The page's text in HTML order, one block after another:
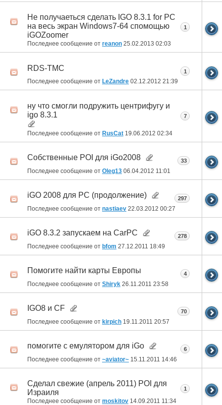
Не получаеться сделать IGO 8.3.1 for PC
на весь экран Windows7-64 спомощью
iGOZoomer
Последнее сообщение от reanon 25.02.2013 02:03
1
RDS-TMC
Последнее сообщение от LeZandre 02.12.2012 21:39
1
ну что смогли подружить центрифугу и
igo 8.3.1
Последнее сообщение от RusCat 19.06.2012 02:34
7
Собственные POI для iGo2008
Последнее сообщение от Oleg13 06.04.2012 11:01
33
iGO 2008 для PC (продолжение)
Последнее сообщение от nastiaev 22.03.2012 00:27
297
iGO 8.3.2 запускаем на CarPC
Последнее сообщение от bfom 27.12.2011 18:49
278
Помогите найти карты Европы
Последнее сообщение от Shiryk 26.11.2011 23:58
4
IGO8 и CF
Последнее сообщение от kirpich 19.11.2011 20:57
70
помогите с емулятором для iGo
Последнее сообщение от ~aviator~ 15.11.2011 14:46
6
Сделал свежие (апрель 2011) POI для
Израиля
Последнее сообщение от moskitov 14.09.2011 11:34
1